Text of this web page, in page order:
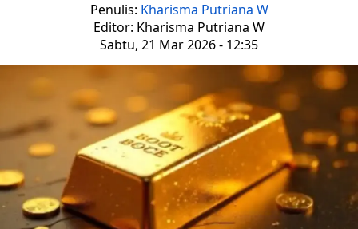
Penulis: Kharisma Putriana W
Editor: Kharisma Putriana W
Sabtu, 21 Mar 2026 - 12:35